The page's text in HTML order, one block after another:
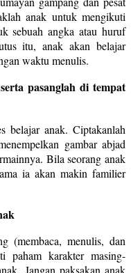
anak untuk mengikuti
sebuah angka atau huruf
itu, anak akan belajar
waktu menulis.
pasanglah di tempat
belajar anak. Ciptakanlah
gambar abjad
Bila seorang anak
ia akan makin familier
(membaca, menulis, dan
paham karakter masing-
Jangan paksakan anak